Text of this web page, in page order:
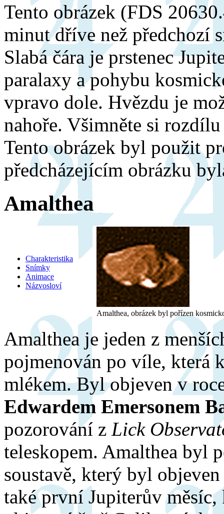
Tento obrázek (FDS
minut dříve než předchozí
Slabá čára je prstenec
paralaxy a pohybu
vpravo dole. Hvězdu je
nahoře. Všimněte si
Tento obrázek byl použit
předcházejícím obrázku
Amalthea
Charakteristika
Snímky
Animace
Názvosloví
Amalthea, obrázek byl pořízen
Amalthea je jeden z
pojmenován po víle, která
mlékem. Byl objeven v
Edwardem Emersonem
pozorování z Lick
teleskopem. Amalthea byl
soustavě, který byl
také první Jupiterův